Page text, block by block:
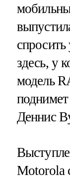
здесь, у
модель
Деннис
Motorola